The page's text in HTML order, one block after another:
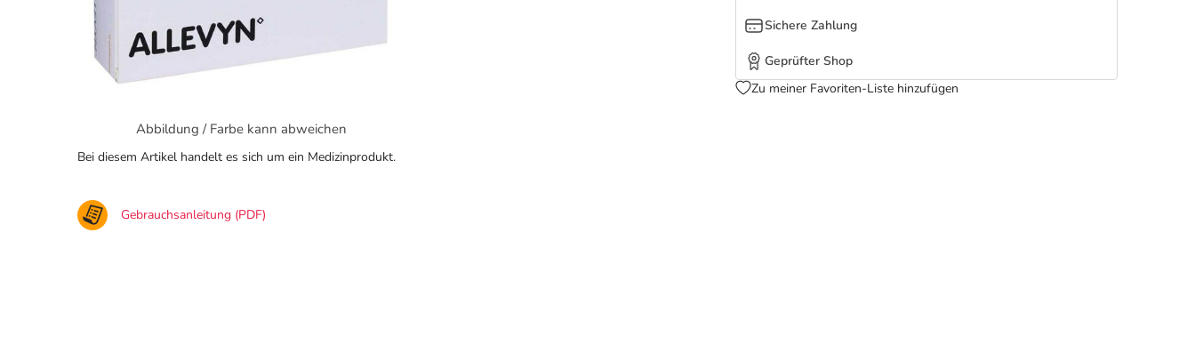
Abbildung / Farbe kann abweichen
Sichere Zahlung
Geprüfter Shop
Zu meiner Favoriten-Liste hinzufügen
Bei diesem Artikel handelt es sich um ein Medizinprodukt.
Gebrauchsanleitung (PDF)